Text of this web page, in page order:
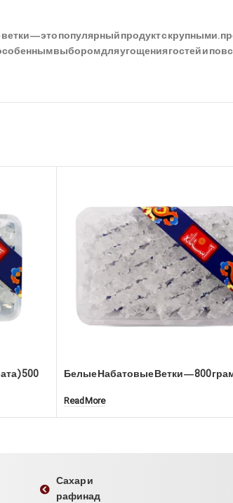
— это популярный продукт с крупными,
выбором для угощения гостей и
500
Белые Набатовые Ветки — 800
Read More
Сахар и
рафинад